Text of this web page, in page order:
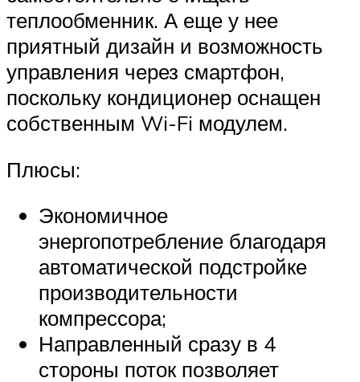
теплообменник. А еще у нее
приятный дизайн и возможность
управления через смартфон,
поскольку кондиционер оснащен
собственным Wi-Fi модулем.
Плюсы:
Экономичное
энергопотребление благодаря
автоматической подстройке
производительности
компрессора;
Направленный сразу в 4
стороны поток позволяет